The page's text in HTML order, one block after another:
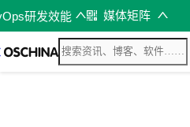
研发效能 媒体矩阵